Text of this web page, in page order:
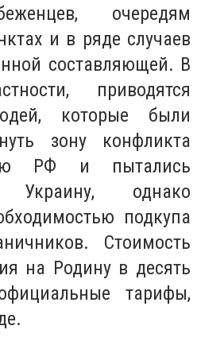
очередям
и в ряде случаев
составляющей. В
приводятся
которые были
зону конфликта
РФ и пытались
однако
подкупа
Стоимость
на Родину в десять
тарифы,